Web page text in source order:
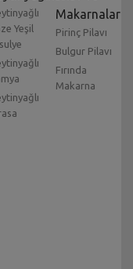
Yeşil
Makarnalar
Pirinç Pilavı
Bulgur Pilavı
Fırında
Makarna